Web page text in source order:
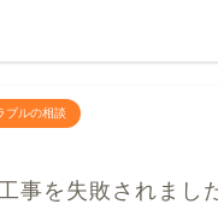
ブルの相談
事を失敗されまし